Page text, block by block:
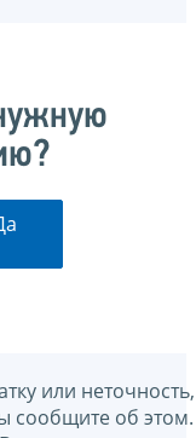
или неточность,
сообщите об этом.